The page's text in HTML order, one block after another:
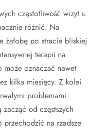
częstotliwość wizyt u
różnić. Na
żałobę po stracie bliskiej
terapii na
może oznaczać nawet
kilka miesięcy. Z kolei
problemami
od częstszych
przechodzić na rzadsze